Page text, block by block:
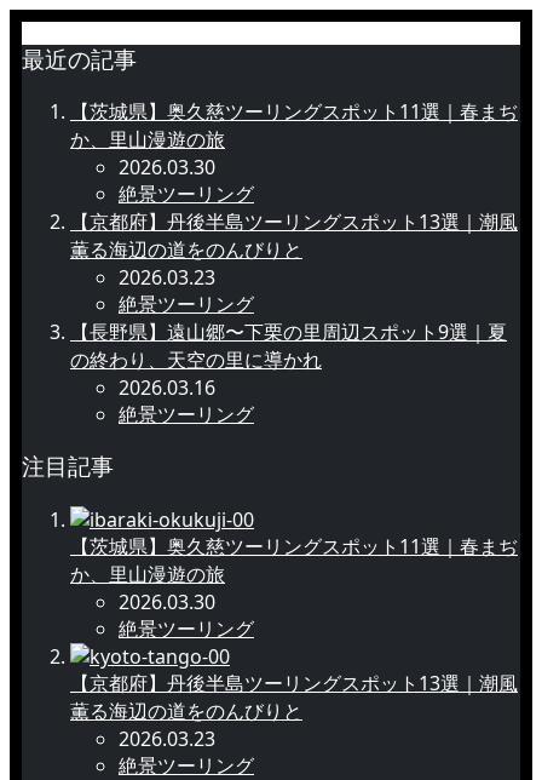
最近の記事
【茨城県】奥久慈ツーリングスポット11選｜春まぢ
か、里山漫遊の旅
2026.03.30
絶景ツーリング
【京都府】丹後半島ツーリングスポット13選｜潮風
薫る海辺の道をのんびりと
2026.03.23
絶景ツーリング
【長野県】遠山郷〜下栗の里周辺スポット9選｜夏
の終わり、天空の里に導かれ
2026.03.16
絶景ツーリング
注目記事
【茨城県】奥久慈ツーリングスポット11選｜春まぢ
か、里山漫遊の旅
2026.03.30
絶景ツーリング
【京都府】丹後半島ツーリングスポット13選｜潮風
薫る海辺の道をのんびりと
2026.03.23
絶景ツーリング